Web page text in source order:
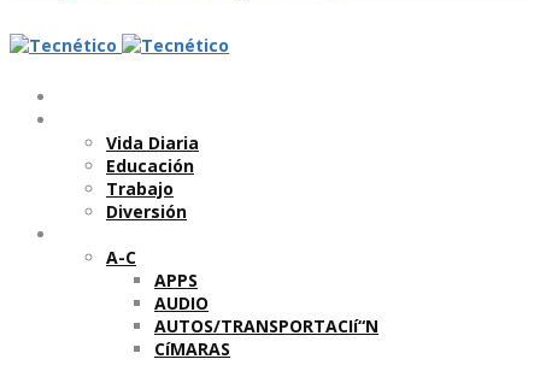
Vida Diaria
Educación
Trabajo
Diversión
A-C
APPS
AUDIO
AUTOS/TRANSPORTACIí“N
CíMARAS